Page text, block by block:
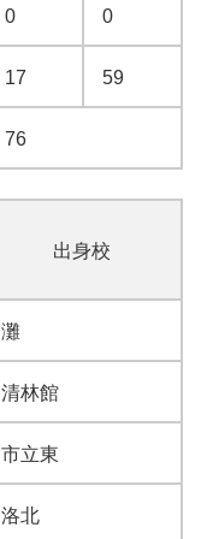
0 0
17 59
76
出身校
灘
清林館
市立東
洛北